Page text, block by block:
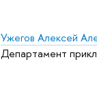
Ужегов Алексей
Департамент